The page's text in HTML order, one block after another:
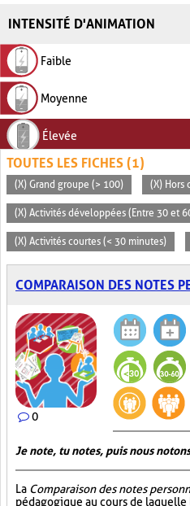
INTENSITÉ D'ANIMATION
Faible
Moyenne
Élevée
TOUTES LES FICHES (1)
(X) Grand groupe (> 100) (X) Hors
(X) Activités développées (Entre 30 et
(X) Activités courtes (< 30 minutes)
COMPARAISON DES NOTES
0
Je note, tu notes, puis nous
La Comparaison des notes
pédagogique au cours de